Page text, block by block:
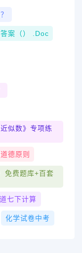
答案（） .doc
似数》专项练
德原则
免费题库+百套
七下计算
化学试卷中考